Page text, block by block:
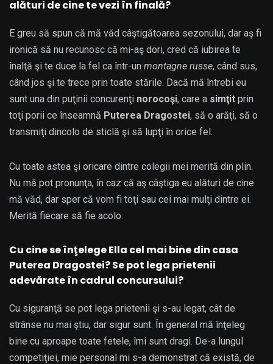
alături de cine te vezi în finală?
E greu să spun că mă văd câştigătoarea sezonului, dar aş fi
ironică să nu recunosc că mi-aş dori, cred că iubirea te
înalţă şi te duce la fel ca într-un montagne russe, când sus,
când jos şi te trece prin toate stările. Dacă mă întrebi eu
sunt una din puţinii concurenţi norocoşi, care a simţit prin
toţi porii ce înseamnă Puterea Dragostei, să o arăţi, să o
transmiţi dincolo de sticlă şi să lupţi în orice fel.
Cu toate astea şi oricare dintre colegii mei merită din plin.
Nu mă pot pronunţa, în caz că aş câştiga eu alături de cine
mă văd, dar sper că vom fi toţi sau cei mai mulţi dintre ei.
Merită fiecare să fie acolo.
Cu cine se înţelege Ella cel mai bine din casa
Puterea Dragostei? Se pot lega prietenii
adevărate în cadrul concursului?
Cu siguranţă se pot lega prietenii şi s-au legat, cât de
strânse nu mai ştiu, dar sigur sunt. În general mă înţeleg
bine cu aproape toate fetele, îmi sunt dragi. De-a lungul
competiţiei, mie personal mi s-a demonstrat că există, de